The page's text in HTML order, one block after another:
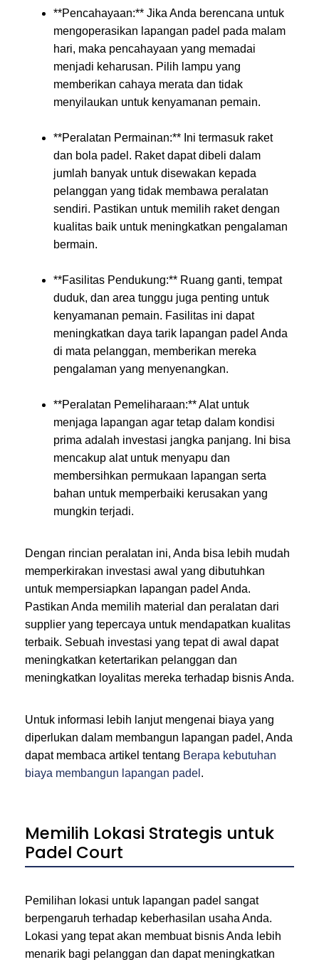
**Pencahayaan:** Jika Anda berencana untuk
mengoperasikan lapangan padel pada malam
hari, maka pencahayaan yang memadai
menjadi keharusan. Pilih lampu yang
memberikan cahaya merata dan tidak
menyilaukan untuk kenyamanan pemain.
**Peralatan Permainan:** Ini termasuk raket
dan bola padel. Raket dapat dibeli dalam
jumlah banyak untuk disewakan kepada
pelanggan yang tidak membawa peralatan
sendiri. Pastikan untuk memilih raket dengan
kualitas baik untuk meningkatkan pengalaman
bermain.
**Fasilitas Pendukung:** Ruang ganti, tempat
duduk, dan area tunggu juga penting untuk
kenyamanan pemain. Fasilitas ini dapat
meningkatkan daya tarik lapangan padel Anda
di mata pelanggan, memberikan mereka
pengalaman yang menyenangkan.
**Peralatan Pemeliharaan:** Alat untuk
menjaga lapangan agar tetap dalam kondisi
prima adalah investasi jangka panjang. Ini bisa
mencakup alat untuk menyapu dan
membersihkan permukaan lapangan serta
bahan untuk memperbaiki kerusakan yang
mungkin terjadi.
Dengan rincian peralatan ini, Anda bisa lebih mudah
memperkirakan investasi awal yang dibutuhkan
untuk mempersiapkan lapangan padel Anda.
Pastikan Anda memilih material dan peralatan dari
supplier yang tepercaya untuk mendapatkan kualitas
terbaik. Sebuah investasi yang tepat di awal dapat
meningkatkan ketertarikan pelanggan dan
meningkatkan loyalitas mereka terhadap bisnis Anda.
Untuk informasi lebih lanjut mengenai biaya yang
diperlukan dalam membangun lapangan padel, Anda
dapat membaca artikel tentang Berapa kebutuhan
biaya membangun lapangan padel .
Memilih Lokasi Strategis untuk
Padel Court
Pemilihan lokasi untuk lapangan padel sangat
berpengaruh terhadap keberhasilan usaha Anda.
Lokasi yang tepat akan membuat bisnis Anda lebih
menarik bagi pelanggan dan dapat meningkatkan